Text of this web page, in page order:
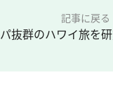
記事に戻る
抜群のハワイ旅を